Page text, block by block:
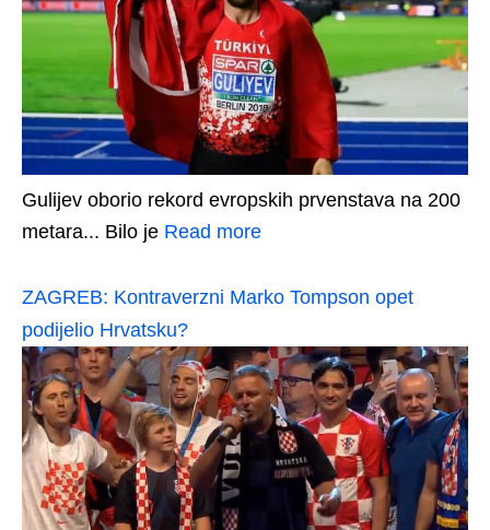
Gulijev oborio rekord evropskih prvenstava na 200
metara... Bilo je Read more
ZAGREB: Kontraverzni Marko Tompson opet
podijelio Hrvatsku?